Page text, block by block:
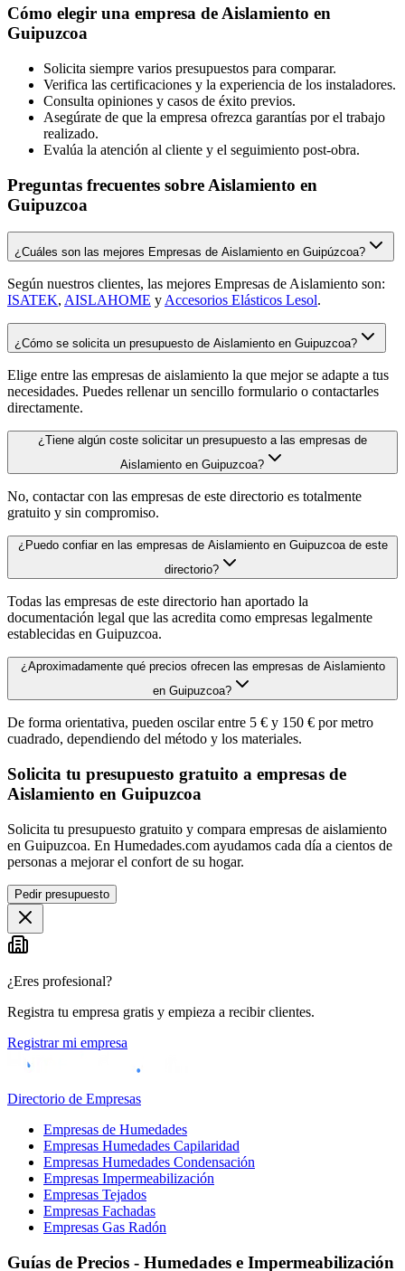
Cómo elegir una empresa de Aislamiento en
Guipuzcoa
Solicita siempre varios presupuestos para comparar.
Verifica las certificaciones y la experiencia de los instaladores.
Consulta opiniones y casos de éxito previos.
Asegúrate de que la empresa ofrezca garantías por el trabajo
realizado.
Evalúa la atención al cliente y el seguimiento post-obra.
Preguntas frecuentes sobre Aislamiento en
Guipuzcoa
¿Cuáles son las mejores Empresas de Aislamiento en Guipúzcoa?
Según nuestros clientes, las mejores Empresas de Aislamiento son:
ISATEK, AISLAHOME y Accesorios Elásticos Lesol.
¿Cómo se solicita un presupuesto de Aislamiento en Guipuzcoa?
Elige entre las empresas de aislamiento la que mejor se adapte a tus
necesidades. Puedes rellenar un sencillo formulario o contactarles
directamente.
¿Tiene algún coste solicitar un presupuesto a las empresas de
Aislamiento en Guipuzcoa?
No, contactar con las empresas de este directorio es totalmente
gratuito y sin compromiso.
¿Puedo confiar en las empresas de Aislamiento en Guipuzcoa de este
directorio?
Todas las empresas de este directorio han aportado la
documentación legal que las acredita como empresas legalmente
establecidas en Guipuzcoa.
¿Aproximadamente qué precios ofrecen las empresas de Aislamiento
en Guipuzcoa?
De forma orientativa, pueden oscilar entre 5 € y 150 € por metro
cuadrado, dependiendo del método y los materiales.
Solicita tu presupuesto gratuito a empresas de
Aislamiento en Guipuzcoa
Solicita tu presupuesto gratuito y compara empresas de aislamiento
en Guipuzcoa. En Humedades.com ayudamos cada día a cientos de
personas a mejorar el confort de su hogar.
Pedir presupuesto
¿Eres profesional?
Registra tu empresa gratis y empieza a recibir clientes.
Registrar mi empresa
Directorio de Empresas
Empresas de Humedades
Empresas Humedades Capilaridad
Empresas Humedades Condensación
Empresas Impermeabilización
Empresas Tejados
Empresas Fachadas
Empresas Gas Radón
Guías de Precios - Humedades e Impermeabilización